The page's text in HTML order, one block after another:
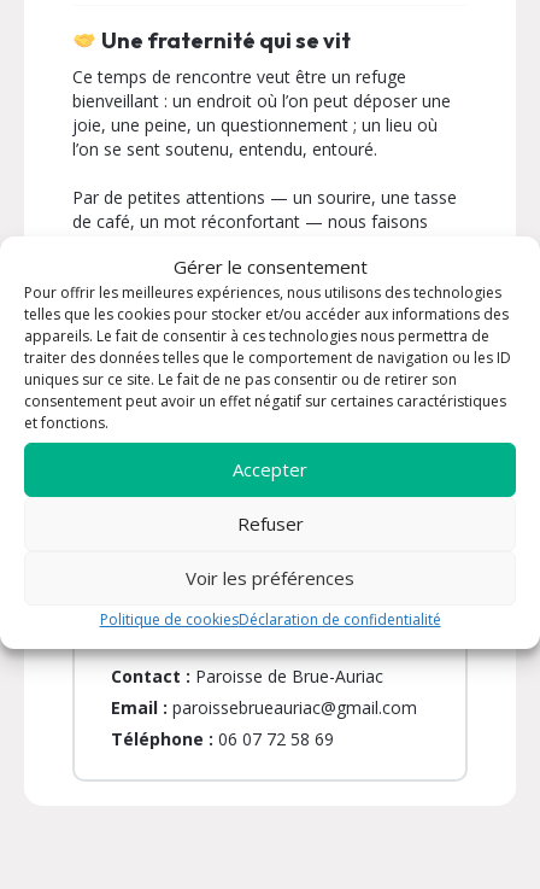
Gérer le consentement
Pour offrir les meilleures expériences, nous utilisons des technologies
telles que les cookies pour stocker et/ou accéder aux informations des
appareils. Le fait de consentir à ces technologies nous permettra de
traiter des données telles que le comportement de navigation ou les ID
uniques sur ce site. Le fait de ne pas consentir ou de retirer son
consentement peut avoir un effet négatif sur certaines caractéristiques
et fonctions.
Accepter
Refuser
Voir les préférences
Politique de cookiesDéclaration de confidentialité
Une fraternité qui se vit
Ce temps de rencontre veut être un refuge
bienveillant : un endroit où l’on peut déposer une
joie, une peine, un questionnement ; un lieu où
l’on se sent soutenu, entendu, entouré.
Par de petites attentions — un sourire, une tasse
de café, un mot réconfortant — nous faisons
Une invitation pour tous
Même si vous ne connaissez personne, même si
vous n’êtes pas à l’aise au début, même si la foi
vous semble lointaine : vous êtes les bienvenus.
Nous croyons que chaque rencontre a du prix et
que chacun a quelque chose à apporter.
INFORMATIONS PRATIQUES
Contact : Paroisse de Brue-Auriac
Email : paroissebrueauriac@gmail.com
Téléphone : 06 07 72 58 69